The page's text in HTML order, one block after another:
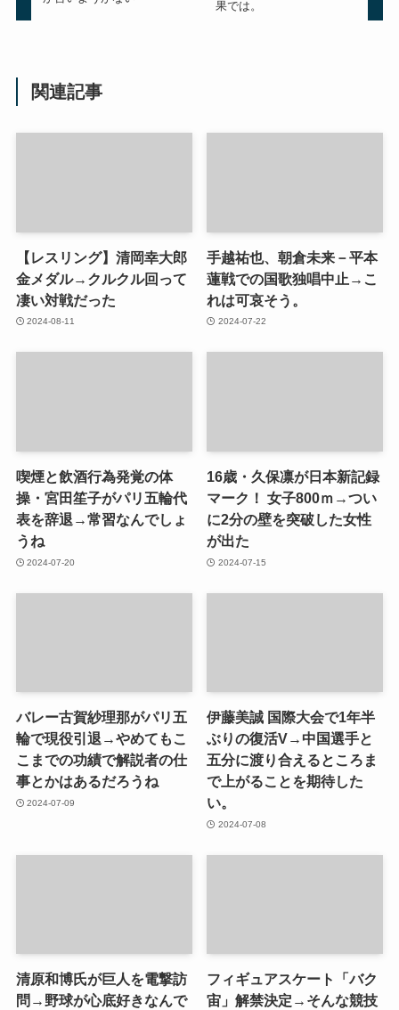
果では。
関連記事
【レスリング】清岡幸大郎
金メダル→クルクル回って
凄い対戦だった
2024-08-11
手越祐也、朝倉未来－平本
蓮戦での国歌独唱中止→こ
れは可哀そう。
2024-07-22
喫煙と飲酒行為発覚の体
操・宮田笙子がパリ五輪代
表を辞退→常習なんでしょ
うね
2024-07-20
16歳・久保凛が日本新記録
マーク！ 女子800ｍ→つい
に2分の壁を突破した女性
が出た
2024-07-15
バレー古賀紗理那がパリ五
輪で現役引退→やめてもこ
こまでの功績で解説者の仕
事とかはあるだろうね
2024-07-09
伊藤美誠 国際大会で1年半
ぶりの復活V→中国選手と
五分に渡り合えるところま
で上がることを期待した
い。
2024-07-08
清原和博氏が巨人を電撃訪
問→野球が心底好きなんで
フィギュアスケート「バク
宙」解禁決定→そんな競技